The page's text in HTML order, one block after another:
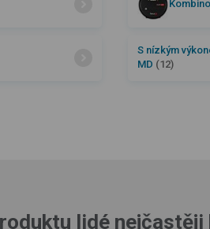
S nízkým
MD (12)
lidé nejčastěji